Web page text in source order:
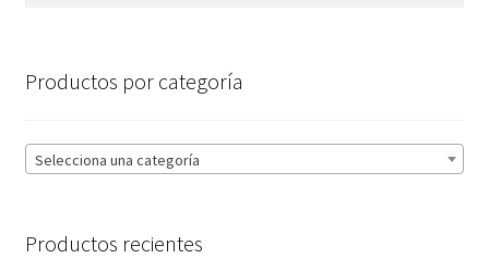
Productos por categoría
Selecciona una categoría
Productos recientes